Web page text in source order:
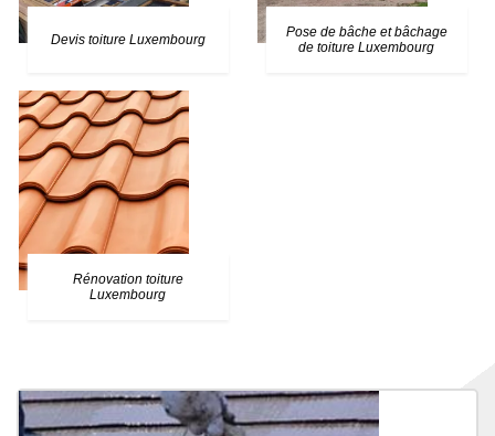
Devis toiture Luxembourg
Pose de bâche et bâchage
de toiture Luxembourg
Rénovation toiture
Luxembourg